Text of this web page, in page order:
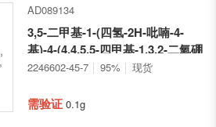
AD089134
3,5-二甲基-1-(四氢-2H-吡喃-4-
基)-4-(4,4,5,5-四甲基-1,3,2-二氧硼
杂环戊烷-2-基)-1H-吡唑
2246602-45-7 95% 现货
需验证 0.1g